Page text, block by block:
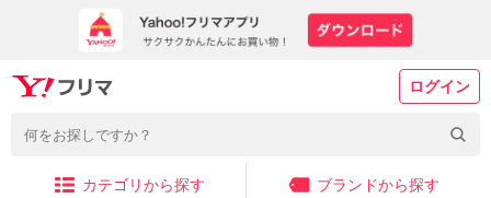
ログイン
カテゴリから探す ブランドから探す